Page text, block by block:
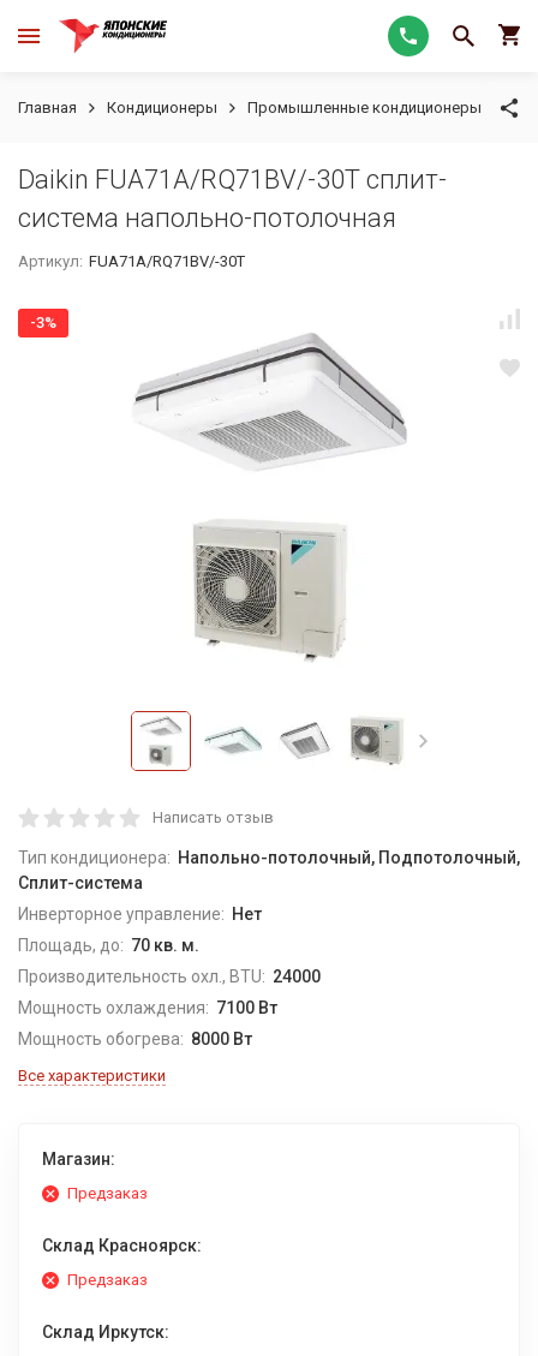
Главная Кондиционеры Промышленные кондиционеры
Daikin FUA71A/RQ71BV/-30T сплит-
система напольно-потолочная
Артикул: FUA71A/RQ71BV/-30T
-3%
Написать отзыв
Тип кондиционера: Напольно-потолочный, Подпотолочный,
Сплит-система
Инверторное управление: Нет
Площадь, до: 70 кв. м.
Производительность охл., BTU: 24000
Мощность охлаждения: 7100 Вт
Мощность обогрева: 8000 Вт
Все характеристики
Магазин:
Предзаказ
Склад Красноярск:
Предзаказ
Склад Иркутск: